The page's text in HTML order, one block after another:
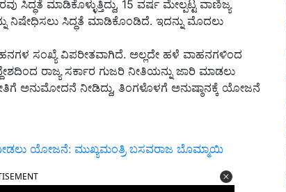
ಸಿದ್ಧತೆ ಮಾಡಿಕೊಳ್ಳುತ್ತಿದ್ದು, 15 ವರ್ಷ ಮೇಲ್ಪಟ್ಟ ವಾಣಿಜ್ಯ
ನಿಷೇಧಿಸಲು ಸಿದ್ಧತೆ ಮಾಡಿಕೊಂಡಿದೆ. ಇದನ್ನು ಮೊದಲು
ಸಂಖ್ಯೆ ವಿಪರೀತವಾಗಿದೆ. ಅಲ್ಲದೇ ಹಳೆ ವಾಹನಗಳಿಂದ
ರಾಜ್ಯ ಸರ್ಕಾರ ಗುಜರಿ ನೀತಿಯನ್ನು ಜಾರಿ ಮಾಡಲು
ಅನುಮೋದನೆ ನೀಡಿದ್ದು, ತಿಂಗಳೊಳಗೆ ಅನುಷ್ಠಾನಕ್ಕೆ ಯೋಜನೆ
ಯೋಜನೆ: ಮುಖ್ಯಮಂತ್ರಿ ಬಸವರಾಜ ಬೊಮ್ಮಾಯಿ